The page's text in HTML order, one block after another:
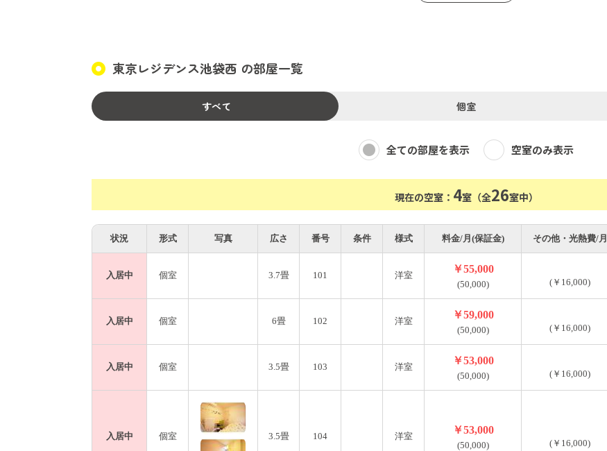
東京レジデンス池袋西 の部屋一覧
すべて 個室
全ての部屋を表示 空室のみ表示
現在の空室： 4室（全26室中）
状況 形式 写真 広さ 番号 条件 様式 料金/月(保証金) その他・光熱費/月
入居中 個室 3.7畳 101 洋室
￥55,000
(50,000) (￥16,000)
入居中 個室 6畳 102 洋室
￥59,000
(50,000) (￥16,000)
入居中 個室 3.5畳 103 洋室
￥53,000
(50,000) (￥16,000)
入居中 個室 3.5畳 104 洋室
￥53,000
(50,000) (￥16,000)